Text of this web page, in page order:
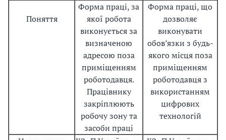
Поняття
Форма праці, за
якої робота
виконується за
визначеною
адресою поза
приміщенням
роботодавця.
Працівнику
закріплюють
робочу зону та
засоби праці
Форма праці, що
дозволяє
виконувати
обов’язки з будь-
якого місця поза
приміщенням
роботодавця з
використанням
цифрових
технологій